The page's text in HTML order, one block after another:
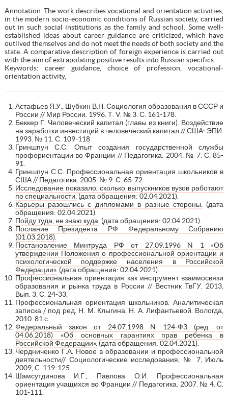
Annotation. The work describes vocational and orientation activities,
in the modern socio-economic conditions of Russian society, carried
out in such social institutions as the family and school. Some well-
established ideas about career guidance are criticized, which have
outlived themselves and do not meet the needs of both society and the
state. A comparative description of foreign experience is carried out
with the aim of extrapolating positive results into Russian specifics.
Keywords: career guidance, choice of profession, vocational-
orientation activity,
Астафьев Я.У., Шубкин В.Н. Социология образования в СССР и
России // Мир России. 1996. Т. V. № 3. С. 161-178.
Беккер Г. Человеческий капитал (главы из книги). Воздействие
на заработки инвестиций в человеческий капитал // США: ЭПИ.
1993. № 11. С. 109-118
Гриншпун С.С. Опыт создания государственной службы
профориентации во Франции // Педагогика. 2004. № 7. С. 85-
91.
Гриншпун С.С. Профессиональная ориентация школьников в
США // Педагогика. 2005. № 9. С. 65-72.
Исследование показало, сколько выпускников вузов работают
по специальности. (дата обращения: 02.04.2021).
Карьеры разошлись с дипломами в разные стороны.
(дата
обращения: 02.04.2021).
Пойду туда, не знаю куда. (дата обращения: 02.04.2021).
Послание Президента РФ Федеральному Собранию
(01.03.2018).
Постановление Минтруда РФ от 27.09.1996 N 1 «Об
утверждении Положения о профессиональной ориентации и
психологической поддержке населения в Российской
Федерации». (дата обращения: 02.04.2021).
Профессиональная ориентация как инструмент взаимосвязи
образования и рынка труда в России // Вестник ТвГУ. 2013.
Вып. 3. С. 24-33.
Профессиональная ориентация школьников. Аналитическая
записка / под ред. Н. М. Клыгина, Н. А. Лифантьевой. Вологда,
2010. 81 с.
Федеральный закон от 24.07.1998 N 124-ФЗ (ред. от
04.06.2018) «Об основных гарантиях прав ребенка в
Российской Федерации». (дата обращения: 02.04.2021).
Чердниченко Г.А. Новое в образовании и профессиональной
деятельности// Социологические исследования, № 7, Июль
2009, C. 119-125.
Шамсутдинова И.Г., Павлова О.И. Профессиональная
ориентация учащихся во Франции // Педагогика. 2007. № 4. С.
101-111.